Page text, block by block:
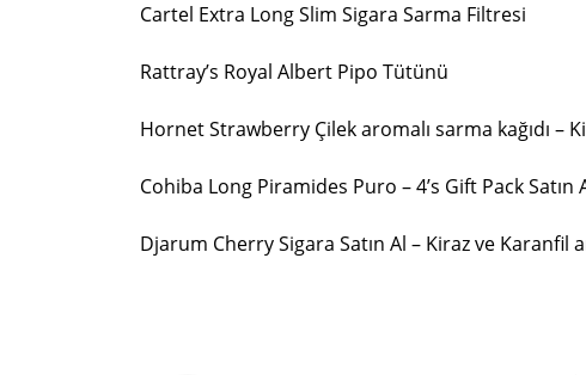
Cartel Extra Long Slim Sigara Sarma Filtresi
Rattray’s Royal Albert Pipo Tütünü
Hornet Strawberry Çilek aromalı sarma kağıdı –
Cohiba Long Piramides Puro – 4’s Gift Pack Satın
Djarum Cherry Sigara Satın Al – Kiraz ve Karanfil